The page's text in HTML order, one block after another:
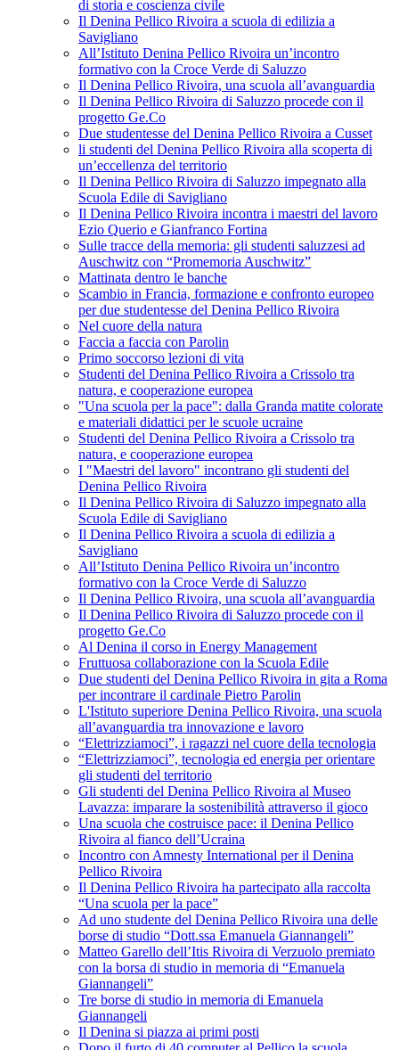
di storia e coscienza civile
Il Denina Pellico Rivoira a scuola di edilizia a
Savigliano
All’Istituto Denina Pellico Rivoira un’incontro
formativo con la Croce Verde di Saluzzo
Il Denina Pellico Rivoira, una scuola all’avanguardia
Il Denina Pellico Rivoira di Saluzzo procede con il
progetto Ge.Co
Due studentesse del Denina Pellico Rivoira a Cusset
li studenti del Denina Pellico Rivoira alla scoperta di
un’eccellenza del territorio
Il Denina Pellico Rivoira di Saluzzo impegnato alla
Scuola Edile di Savigliano
Il Denina Pellico Rivoira incontra i maestri del lavoro
Ezio Querio e Gianfranco Fortina
Sulle tracce della memoria: gli studenti saluzzesi ad
Auschwitz con “Promemoria Auschwitz”
Mattinata dentro le banche
Scambio in Francia, formazione e confronto europeo
per due studentesse del Denina Pellico Rivoira
Nel cuore della natura
Faccia a faccia con Parolin
Primo soccorso lezioni di vita
Studenti del Denina Pellico Rivoira a Crissolo tra
natura, e cooperazione europea
"Una scuola per la pace": dalla Granda matite colorate
e materiali didattici per le scuole ucraine
Studenti del Denina Pellico Rivoira a Crissolo tra
natura, e cooperazione europea
I "Maestri del lavoro" incontrano gli studenti del
Denina Pellico Rivoira
Il Denina Pellico Rivoira di Saluzzo impegnato alla
Scuola Edile di Savigliano
Il Denina Pellico Rivoira a scuola di edilizia a
Savigliano
All’Istituto Denina Pellico Rivoira un’incontro
formativo con la Croce Verde di Saluzzo
Il Denina Pellico Rivoira, una scuola all’avanguardia
Il Denina Pellico Rivoira di Saluzzo procede con il
progetto Ge.Co
Al Denina il corso in Energy Management
Fruttuosa collaborazione con la Scuola Edile
Due studenti del Denina Pellico Rivoira in gita a Roma
per incontrare il cardinale Pietro Parolin
L'Istituto superiore Denina Pellico Rivoira, una scuola
all’avanguardia tra innovazione e lavoro
“Elettrizziamoci”, i ragazzi nel cuore della tecnologia
“Elettrizziamoci”, tecnologia ed energia per orientare
gli studenti del territorio
Gli studenti del Denina Pellico Rivoira al Museo
Lavazza: imparare la sostenibilità attraverso il gioco
Una scuola che costruisce pace: il Denina Pellico
Rivoira al fianco dell’Ucraina
Incontro con Amnesty International per il Denina
Pellico Rivoira
Il Denina Pellico Rivoira ha partecipato alla raccolta
“Una scuola per la pace”
Ad uno studente del Denina Pellico Rivoira una delle
borse di studio “Dott.ssa Emanuela Giannangeli”
Matteo Garello dell’Itis Rivoira di Verzuolo premiato
con la borsa di studio in memoria di “Emanuela
Giannangeli”
Tre borse di studio in memoria di Emanuela
Giannangeli
Il Denina si piazza ai primi posti